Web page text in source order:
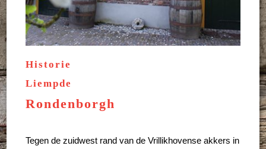
Historie
Liempde
Rondenborgh
Tegen de zuidwest rand van de Vrillikhovense akkers in